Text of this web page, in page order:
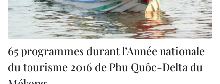
65 programmes durant l’Année nationale
du tourisme 2016 de Phu Quôc-Delta du